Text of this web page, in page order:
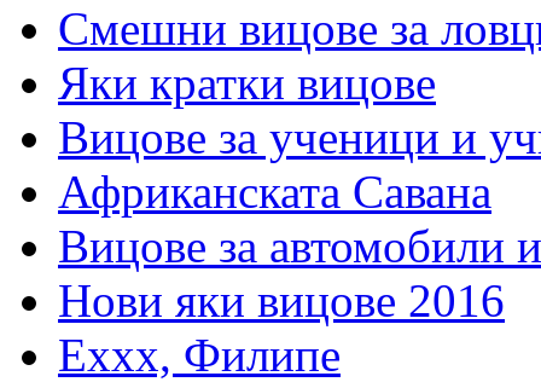
Смешни вицове за
Яки кратки вицове
Вицове за ученици и
Африканската Савана
Вицове за автомобили
Нови яки вицове 2016
Еххх, Филипе